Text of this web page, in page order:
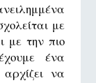
με
με την πιο
ένα
να